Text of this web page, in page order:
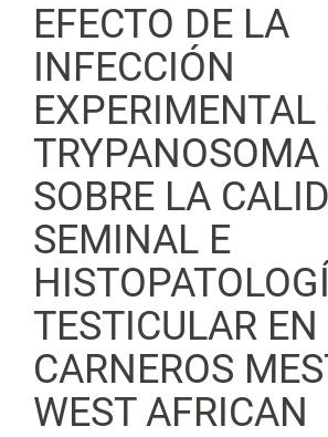
EFECTO DE LA
INFECCIÓN
EXPERIMENTAL
SOBRE LA
SEMINAL E
TESTICULAR EN
CARNEROS
WEST AFRICAN